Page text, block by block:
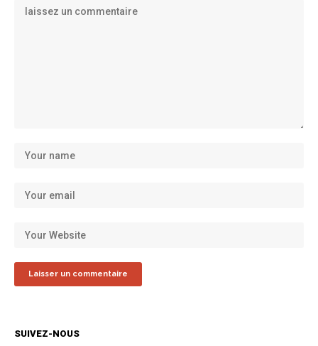
SUIVEZ-NOUS